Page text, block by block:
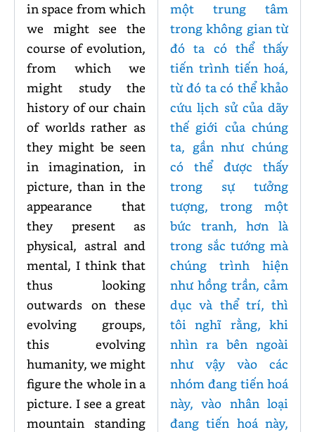
in space from which
we might see the
course of evolution,
from which we
might study the
history of our chain
of worlds rather as
they might be seen
in imagination, in
picture, than in the
appearance that
they present as
physical, astral and
mental, I think that
thus looking
outwards on these
evolving groups,
this evolving
humanity, we might
figure the whole in a
picture. I see a great
mountain standing
một trung tâm
trong không gian từ
đó ta có thể thấy
tiến trình tiến hoá,
từ đó ta có thể khảo
cứu lịch sử của dãy
thế giới của chúng
ta, gần như chúng
có thể được thấy
trong sự tưởng
tượng, trong một
bức tranh, hơn là
trong sắc tướng mà
chúng trình hiện
như hồng trần, cảm
dục và thể trí, thì
tôi nghĩ rằng, khi
nhìn ra bên ngoài
như vậy vào các
nhóm đang tiến hoá
này, vào nhân loại
đang tiến hoá này,